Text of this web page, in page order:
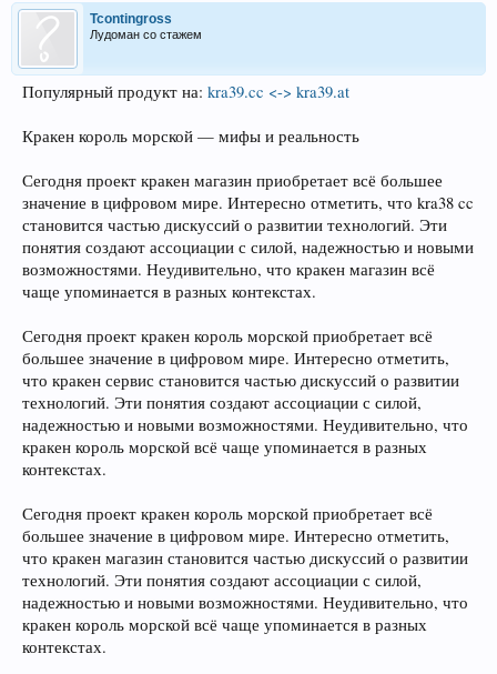
Tcontingross
Лудоман со стажем
Популярный продукт на: kra39.cc <-> kra39.at
Кракен король морской — мифы и реальность
Сегодня проект кракен магазин приобретает всё большее
значение в цифровом мире. Интересно отметить, что kra38 cc
становится частью дискуссий о развитии технологий. Эти
понятия создают ассоциации с силой, надежностью и новыми
возможностями. Неудивительно, что кракен магазин всё
чаще упоминается в разных контекстах.
Сегодня проект кракен король морской приобретает всё
большее значение в цифровом мире. Интересно отметить,
что кракен сервис становится частью дискуссий о развитии
технологий. Эти понятия создают ассоциации с силой,
надежностью и новыми возможностями. Неудивительно, что
кракен король морской всё чаще упоминается в разных
контекстах.
Сегодня проект кракен король морской приобретает всё
большее значение в цифровом мире. Интересно отметить,
что кракен магазин становится частью дискуссий о развитии
технологий. Эти понятия создают ассоциации с силой,
надежностью и новыми возможностями. Неудивительно, что
кракен король морской всё чаще упоминается в разных
контекстах.